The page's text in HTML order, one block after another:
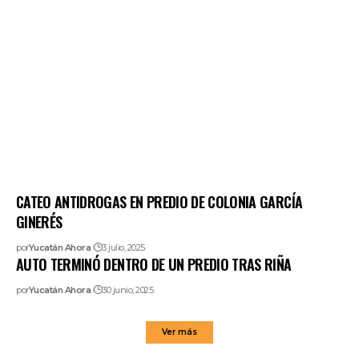
CATEO ANTIDROGAS EN PREDIO DE COLONIA GARCÍA
GINERÉS
porYucatán Ahora 3 julio, 2025
AUTO TERMINÓ DENTRO DE UN PREDIO TRAS RIÑA
porYucatán Ahora 30 junio, 2025
Ver más